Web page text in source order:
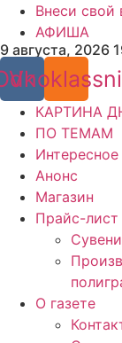
Внеси свой
АФИША
9 августа, 2026
Vk
КАРТИНА
ПО ТЕМАМ
Интересное
Анонс
Магазин
Прайс-лист
О газете